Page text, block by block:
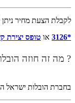
לקבלת הצעת מחיר ניתן
*3126
או טופס יצירת
? מה זה חוזה
בחברת הובלות ישראל